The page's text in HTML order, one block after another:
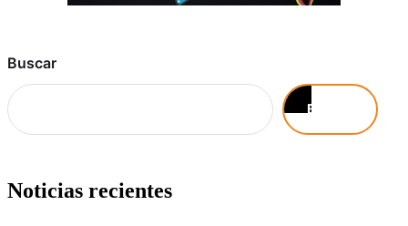
Buscar
Buscar
Noticias recientes